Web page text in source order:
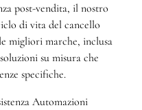
post-vendita, il nostro
di vita del cancello
migliori marche, inclusa
su misura che
specifiche.
Automazioni